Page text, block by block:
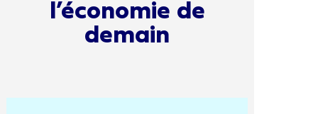
l’économie de
demain